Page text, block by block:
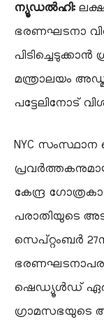
ന്യൂഡൽഹി:
ഭരണഘടനാ
പിടിച്ചെടുക്കാൻ
മന്ത്രാലയം
പട്ടേലിനോട്
NYC സംസ്ഥാന
കേന്ദ്ര
പരാതിയുടെ
സെപ്റ്റംബർ
ഷെഡ്യൂൾഡ്
ഗ്രാമസഭയുടെ